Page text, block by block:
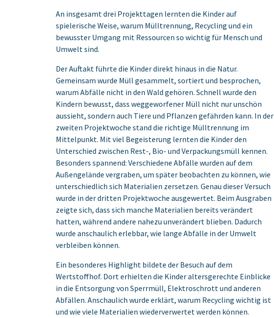
An insgesamt drei Projekttagen lernten die Kinder auf
spielerische Weise, warum Mülltrennung, ‎Recycling und ein
bewusster Umgang mit Ressourcen so wichtig für Mensch und
Umwelt sind.‎
Der Auftakt führte die Kinder direkt hinaus in die Natur.
Gemeinsam wurde Müll gesammelt, ‎sortiert und besprochen,
warum Abfälle nicht in den Wald gehören. Schnell wurde den
Kindern ‎bewusst, dass weggeworfener Müll nicht nur unschön
aussieht, sondern auch Tiere und Pflanzen ‎gefährden kann.‎ In der
zweiten Projektwoche stand die richtige Mülltrennung im
Mittelpunkt. Mit viel Begeisterung ‎lernten die Kinder den
Unterschied zwischen Rest-, Bio- und Verpackungsmüll kennen.
Besonders ‎spannend: Verschiedene Abfälle wurden auf dem
Außengelände vergraben, um später ‎beobachten zu können, wie
unterschiedlich sich Materialien zersetzen.‎ Genau dieser Versuch
wurde in der dritten Projektwoche ausgewertet. Beim Ausgraben
zeigte ‎sich, dass sich manche Materialien bereits verändert
hatten, während andere nahezu unverändert ‎blieben. Dadurch
wurde anschaulich erlebbar, wie lange Abfälle in der Umwelt
verbleiben können.‎
Ein besonderes Highlight bildete der Besuch auf dem
Wertstoffhof. Dort erhielten die Kinder ‎altersgerechte Einblicke
in die Entsorgung von Sperrmüll, Elektroschrott und anderen
Abfällen. ‎Anschaulich wurde erklärt, warum Recycling wichtig ist
und wie viele Materialien wiederverwertet ‎werden können.‎